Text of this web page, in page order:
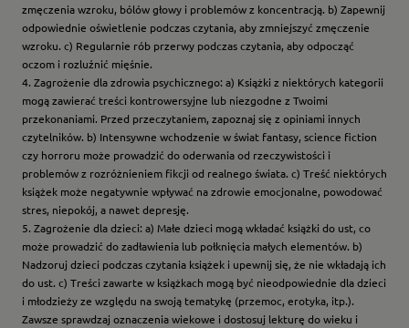
zmęczenia wzroku, bólów głowy i problemów z koncentracją. b) Zapewnij
odpowiednie oświetlenie podczas czytania, aby zmniejszyć zmęczenie
wzroku. c) Regularnie rób przerwy podczas czytania, aby odpocząć
oczom i rozluźnić mięśnie.
4. Zagrożenie dla zdrowia psychicznego: a) Książki z niektórych kategorii
mogą zawierać treści kontrowersyjne lub niezgodne z Twoimi
przekonaniami. Przed przeczytaniem, zapoznaj się z opiniami innych
czytelników. b) Intensywne wchodzenie w świat fantasy, science fiction
czy horroru może prowadzić do oderwania od rzeczywistości i
problemów z rozróżnieniem fikcji od realnego świata. c) Treść niektórych
książek może negatywnie wpływać na zdrowie emocjonalne, powodować
stres, niepokój, a nawet depresję.
5. Zagrożenie dla dzieci: a) Małe dzieci mogą wkładać książki do ust, co
może prowadzić do zadławienia lub połknięcia małych elementów. b)
Nadzoruj dzieci podczas czytania książek i upewnij się, że nie wkładają ich
do ust. c) Treści zawarte w książkach mogą być nieodpowiednie dla dzieci
i młodzieży ze względu na swoją tematykę (przemoc, erotyka, itp.).
Zawsze sprawdzaj oznaczenia wiekowe i dostosuj lekturę do wieku i